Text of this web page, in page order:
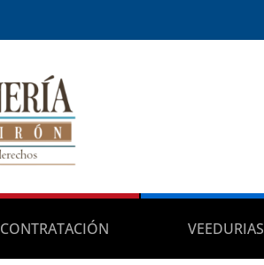
CONTRATACIÓN VEEDURIAS